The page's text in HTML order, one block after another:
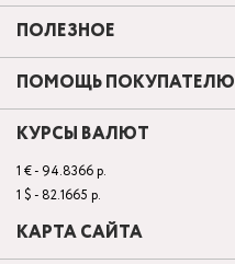
ПОЛЕЗНОЕ
ПОМОЩЬ ПОКУПАТЕЛЮ
КУРСЫ ВАЛЮТ
1 € - 94.8366 р.
1 $ - 82.1665 р.
КАРТА САЙТА